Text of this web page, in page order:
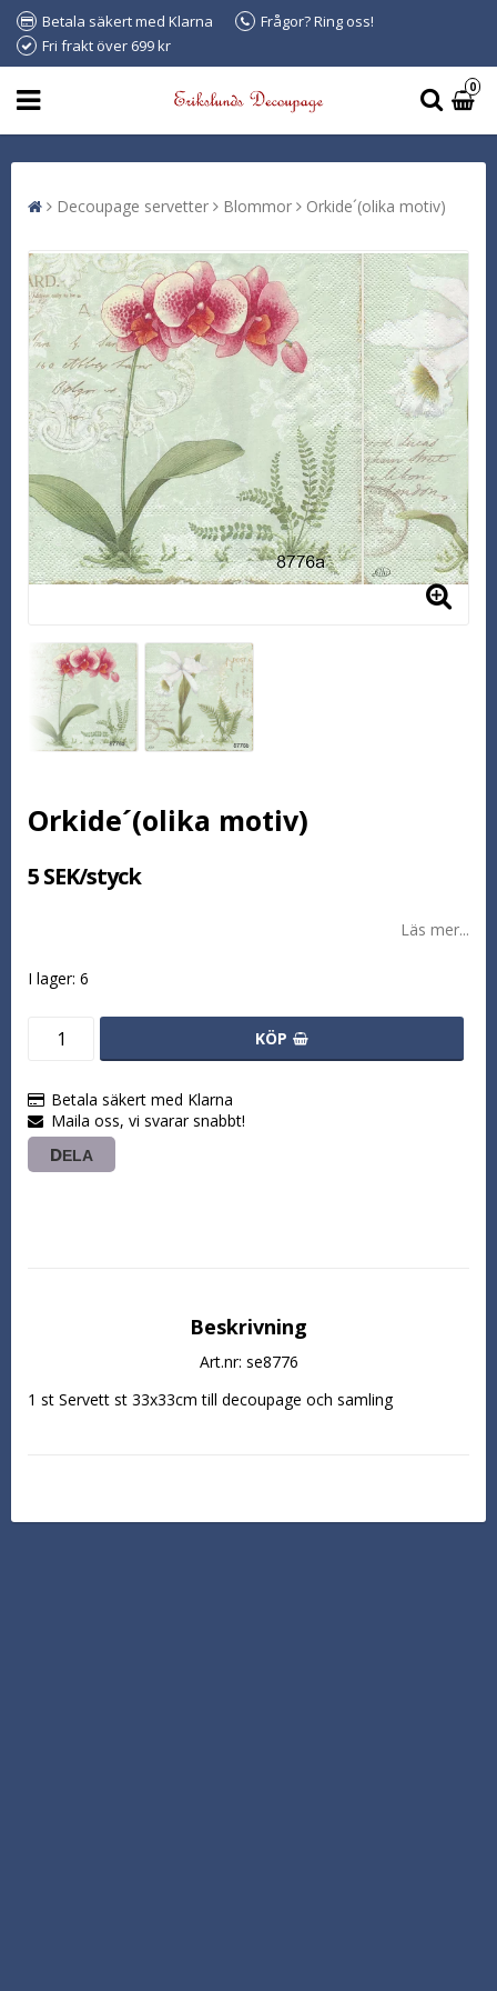
Betala säkert med Klarna
Frågor? Ring oss!
Fri frakt över 699 kr
0
Decoupage servetter Blommor Orkide´(olika motiv)
Orkide´(olika motiv)
5 SEK/styck
Läs mer...
I lager: 6
KÖP
Betala säkert med Klarna
Maila oss, vi svarar snabbt!
DELA
Beskrivning
Art.nr: se8776
1 st Servett st 33x33cm till decoupage och samling